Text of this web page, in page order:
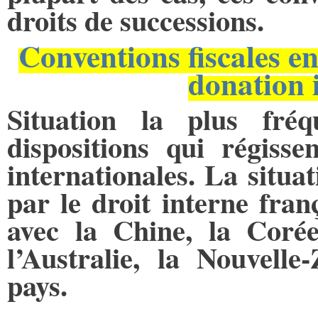
droits de successions.
Conventions fiscales
donation
Situation la plus
dispositions qui
internationales. La
par le droit interne
avec la Chine, la
l’Australie, la
pays.